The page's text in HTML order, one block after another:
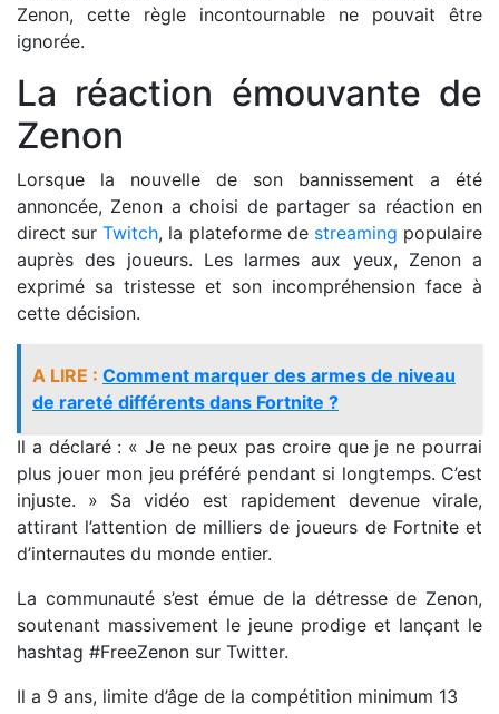
Zenon, cette règle incontournable ne pouvait être
ignorée.
La réaction émouvante de
Zenon
Lorsque la nouvelle de son bannissement a été
annoncée, Zenon a choisi de partager sa réaction en
direct surTwitch, la plateforme de streaming populaire
auprès des joueurs. Les larmes aux yeux, Zenon a
exprimé sa tristesse et son incompréhension face à
cette décision.
A LIRE : Comment marquer des armes de niveau
de rareté différents dans Fortnite ?
Il a déclaré : « Je ne peux pas croire que je ne pourrai
plus jouer mon jeu préféré pendant si longtemps. C’est
injuste. » Sa vidéo est rapidement devenue virale,
attirant l’attention de milliers de joueurs de Fortnite et
d’internautes du monde entier.
La communauté s’est émue de la détresse de Zenon,
soutenant massivement le jeune prodige et lançant le
hashtag #FreeZenon sur Twitter.
Il a 9 ans, limite d’âge de la compétition minimum 13